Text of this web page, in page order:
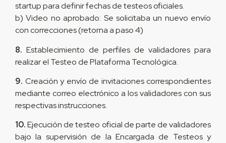
startup para definir fechas de testeos oficiales.
b) Video no aprobado: Se solicitaba un nuevo envío
con correcciones (retorna a paso 4)
8. Establecimiento de perfiles de validadores para
realizar el Testeo de Plataforma Tecnológica.
9. Creación y envío de invitaciones correspondientes
mediante correo electrónico a los validadores con sus
respectivas instrucciones.
10.Ejecución de testeo oficial de parte de validadores
bajo la supervisión de la Encargada de Testeos y